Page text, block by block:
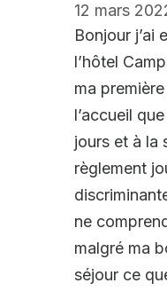
12 mars
Bonjour j’ai
l’hôtel
ma
l’accueil
jours et à la
règlement
ne
malgré ma
séjour ce